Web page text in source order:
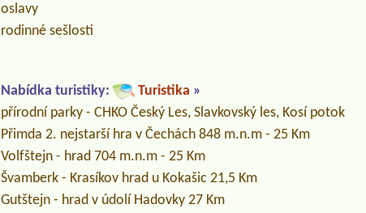
oslavy
rodinné sešlosti
Nabídka turistiky: Turistika »
přírodní parky - CHKO Český Les, Slavkovský les, Kosí potok
Přimda 2. nejstarší hra v Čechách 848 m.n.m - 25 Km
Volfštejn - hrad 704 m.n.m - 25 Km
Švamberk - Krasíkov hrad u Kokašic 21,5 Km
Gutštejn - hrad v údolí Hadovky 27 Km